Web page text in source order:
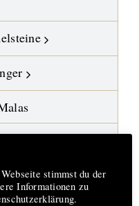
stimmst du der
Informationen zu